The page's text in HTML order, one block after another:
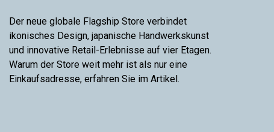
Der neue globale Flagship Store verbindet
ikonisches Design, japanische Handwerkskunst
und innovative Retail-Erlebnisse auf vier Etagen.
Warum der Store weit mehr ist als nur eine
Einkaufsadresse, erfahren Sie im Artikel.